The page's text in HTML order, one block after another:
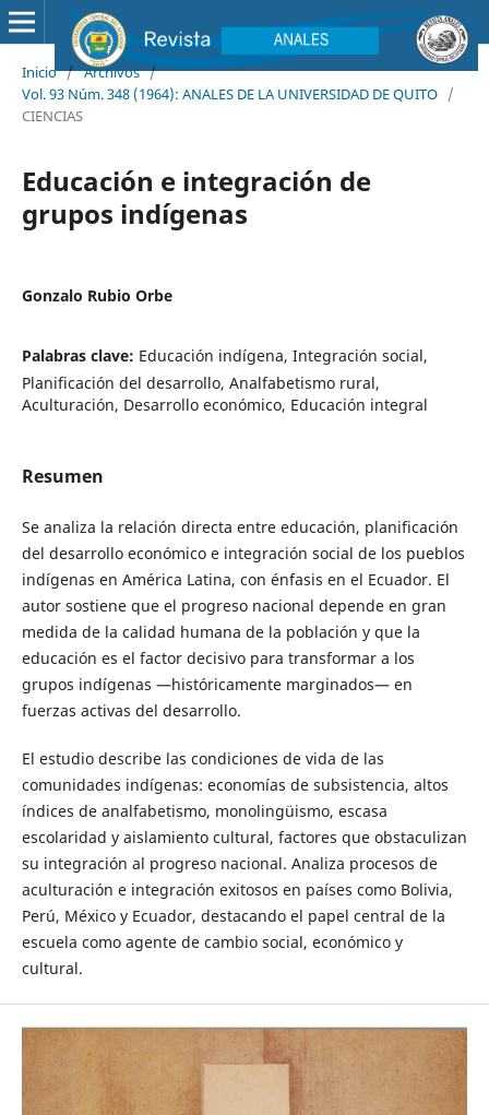
Inicio / Archivos /
Vol. 93 Núm. 348 (1964): ANALES DE LA UNIVERSIDAD DE QUITO /
CIENCIAS
Educación e integración de
grupos indígenas
Gonzalo Rubio Orbe
Palabras clave: Educación indígena, Integración social,
Planificación del desarrollo, Analfabetismo rural,
Aculturación, Desarrollo económico, Educación integral
Resumen
Se analiza la relación directa entre educación, planificación
del desarrollo económico e integración social de los pueblos
indígenas en América Latina, con énfasis en el Ecuador. El
autor sostiene que el progreso nacional depende en gran
medida de la calidad humana de la población y que la
educación es el factor decisivo para transformar a los
grupos indígenas —históricamente marginados— en
fuerzas activas del desarrollo.
El estudio describe las condiciones de vida de las
comunidades indígenas: economías de subsistencia, altos
índices de analfabetismo, monolingüismo, escasa
escolaridad y aislamiento cultural, factores que obstaculizan
su integración al progreso nacional. Analiza procesos de
aculturación e integración exitosos en países como Bolivia,
Perú, México y Ecuador, destacando el papel central de la
escuela como agente de cambio social, económico y
cultural.